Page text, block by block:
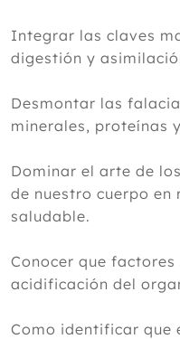
Integrar las claves
digestión y
Desmontar las
minerales, proteínas
Dominar el arte de
de nuestro cuerpo
saludable.
Conocer que
acidificación del
Como identificar que